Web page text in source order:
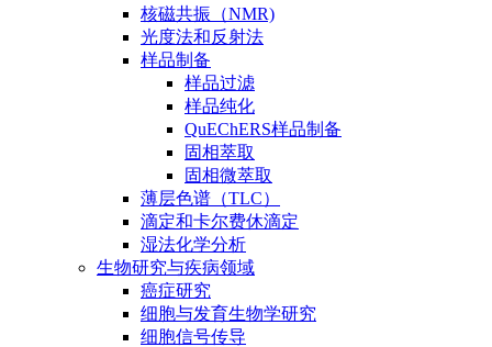
核磁共振（NMR)
光度法和反射法
样品制备
样品过滤
样品纯化
QuEChERS样品制备
固相萃取
固相微萃取
薄层色谱（TLC）
滴定和卡尔费休滴定
湿法化学分析
生物研究与疾病领域
癌症研究
细胞与发育生物学研究
细胞信号传导